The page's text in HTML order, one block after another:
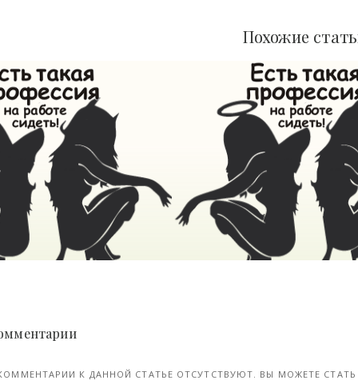
Похожие
К ДАННОЙ СТАТЬЕ ОТСУТСТВУЮТ. ВЫ МОЖЕТЕ